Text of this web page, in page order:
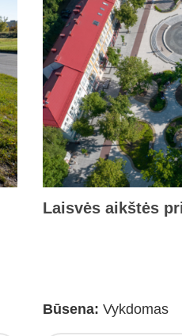
Laisvės aikštės
Būsena: Vykdomas